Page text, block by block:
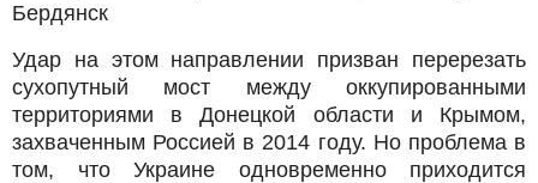
Бердянск
Удар на этом направлении призван перерезать
сухопутный мост между оккупированными
территориями в Донецкой области и Крымом,
захваченным Россией в 2014 году. Но проблема в
том, что Украине одновременно приходится